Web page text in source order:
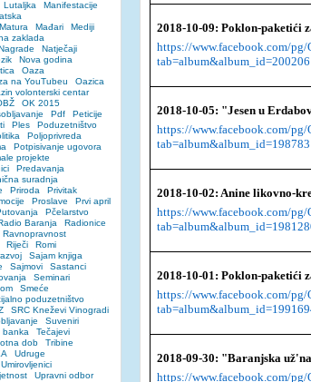
2018-10-09: Poklon-paketići
https://www.facebook.com/
2018-10-05: "Jesen u
https://www.facebook.com/
2018-10-02: Anine likovno-
https://www.facebook.com/
2018-10-01: Poklon-paketići
https://www.facebook.com/
2018-09-30: "Baranjska
https://www.facebook.com/
Lutaljka
Manifestacije
Matura Mađari
Mediji
zaklada
Natječaji
Nova godina
Oaza
na YouTubeu
Oazica
volonterski centar
OK 2015
Pdf
Peticije
Ples
Poduzetništvo
Poljoprivreda
Potpisivanje ugovora
projekte
Predavanja
suradnja
Priroda
Privitak
Proslave
Prvi april
Pčelarstvo
Baranja
Radionice
Ravnopravnost
Riječi
Romi
Sajam knjiga
Sajmovi
Sastanci
Seminari
Smeće
poduzetništvo
SRC Kneževi Vinogradi
Suveniri
banka
Tečajevi
dob
Tribine
Udruge
Umirovljenici
Upravni odbor